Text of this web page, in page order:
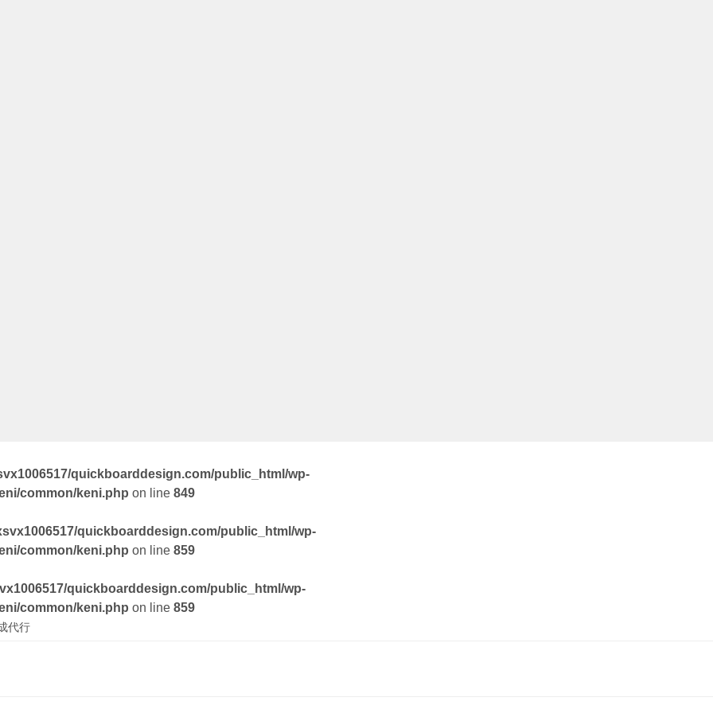
quickboarddesign.com/public_html/wp-
common/keni.php on line 849
quickboarddesign.com/public_html/wp-
common/keni.php on line 859
quickboarddesign.com/public_html/wp-
common/keni.php on line 859
代行